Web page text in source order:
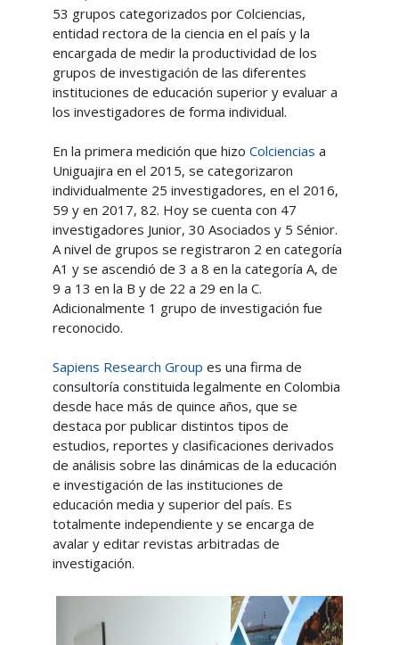
53 grupos categorizados por Colciencias,
entidad rectora de la ciencia en el país y la
encargada de medir la productividad de los
grupos de investigación de las diferentes
instituciones de educación superior y evaluar a
los investigadores de forma individual.
En la primera medición que hizo Colciencias a
Uniguajira en el 2015, se categorizaron
individualmente 25 investigadores, en el 2016,
59 y en 2017, 82. Hoy se cuenta con 47
investigadores Junior, 30 Asociados y 5 Sénior.
A nivel de grupos se registraron 2 en categoría
A1 y se ascendió de 3 a 8 en la categoría A, de
9 a 13 en la B y de 22 a 29 en la C.
Adicionalmente 1 grupo de investigación fue
reconocido.
Sapiens Research Group es una firma de
consultoría constituida legalmente en Colombia
desde hace más de quince años, que se
destaca por publicar distintos tipos de
estudios, reportes y clasificaciones derivados
de análisis sobre las dinámicas de la educación
e investigación de las instituciones de
educación media y superior del país. Es
totalmente independiente y se encarga de
avalar y editar revistas arbitradas de
investigación.